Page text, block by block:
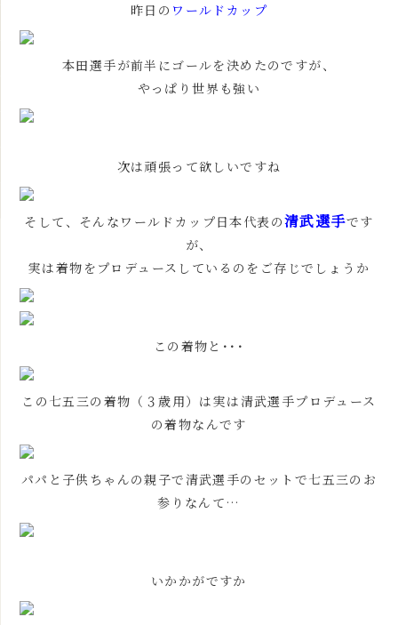
昨日の ワ ールドカップ
本田選手が前半にゴールを決めたのですが、
やっぱり世界も強い
次は頑張って欲しいですね
そして、そんなワールドカップ日本代表の清武選手です
が、
実は着物をプロデュースしているのをご存じでしょうか
この着物と･･･
この七五三の着物（３歳用）は実は清武選手プロデュース
の着物なんです
パパと子供ちゃんの親子で清武選手のセットで七五三のお
参りなんて…
いかかがですか